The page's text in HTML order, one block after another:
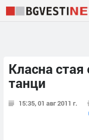
Класна стая
танци
15:35, 01 авг 2011 г.